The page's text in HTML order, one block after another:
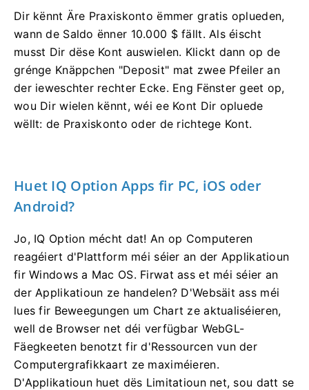
Dir kënnt Äre Praxiskonto ëmmer gratis oplueden,
wann de Saldo ënner 10.000 $ fällt. Als éischt
musst Dir dëse Kont auswielen. Klickt dann op de
grénge Knäppchen "Deposit" mat zwee Pfeiler an
der ieweschter rechter Ecke. Eng Fënster geet op,
wou Dir wielen kënnt, wéi ee Kont Dir opluede
wëllt: de Praxiskonto oder de richtege Kont.
Huet IQ Option Apps fir PC, iOS oder
Android?
Jo, IQ Option mécht dat! An op Computeren
reagéiert d'Plattform méi séier an der Applikatioun
fir Windows a Mac OS. Firwat ass et méi séier an
der Applikatioun ze handelen? D'Websäit ass méi
lues fir Beweegungen um Chart ze aktualiséieren,
well de Browser net déi verfügbar WebGL-
Fäegkeeten benotzt fir d'Ressourcen vun der
Computergrafikkaart ze maximéieren.
D'Applikatioun huet dës Limitatioun net, sou datt se